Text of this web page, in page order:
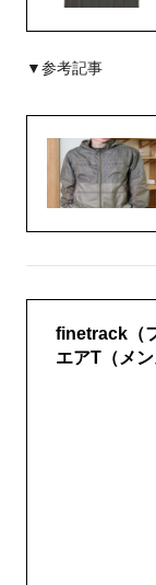
▼参考記事
finetrack（
エアT（メン